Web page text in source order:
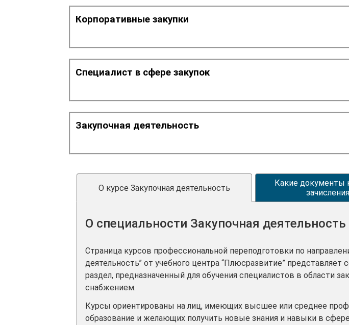
Корпоративные закупки
Специалист в сфере закупок
Закупочная деятельность
О курсе Закупочная деятельность
Какие документы
О специальности Закупочная деятельность
Страница курсов профессиональной переподготовки по
деятельность” от учебного центра “Плюсразвитие” представляет
раздел, предназначенный для обучения специалистов в области
снабжением.
Курсы ориентированы на лиц, имеющих высшее или среднее
образование и желающих получить новые знания и навыки в